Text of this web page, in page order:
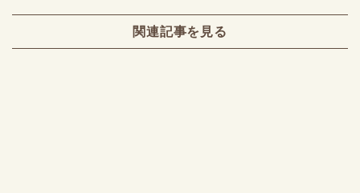
関連記事を見る